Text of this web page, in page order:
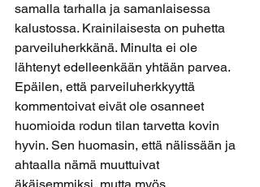
samalla tarhalla ja samanlaisessa
kalustossa. Krainilaisesta on puhetta
parveiluherkkänä. Minulta ei ole
lähtenyt edelleenkään yhtään parvea.
Epäilen, että parveiluherkkyyttä
kommentoivat eivät ole osanneet
huomioida rodun tilan tarvetta kovin
hyvin. Sen huomasin, että nälissään ja
ahtaalla nämä muuttuivat